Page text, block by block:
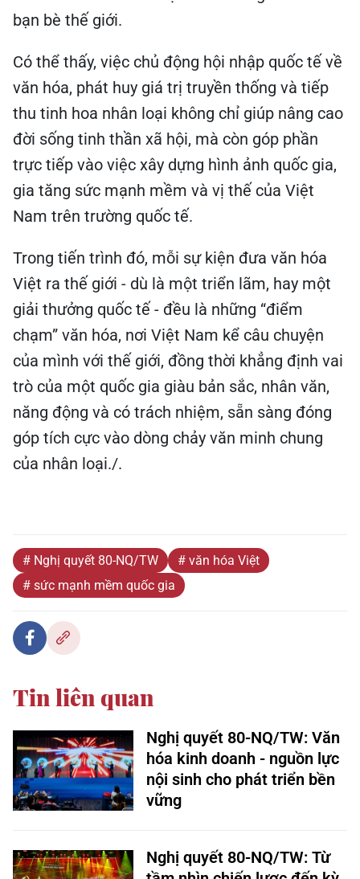
bạn bè thế giới.
Có thể thấy, việc chủ động hội nhập quốc tế về
văn hóa, phát huy giá trị truyền thống và tiếp
thu tinh hoa nhân loại không chỉ giúp nâng cao
đời sống tinh thần xã hội, mà còn góp phần
trực tiếp vào việc xây dựng hình ảnh quốc gia,
gia tăng sức mạnh mềm và vị thế của Việt
Nam trên trường quốc tế.
Trong tiến trình đó, mỗi sự kiện đưa văn hóa
Việt ra thế giới - dù là một triển lãm, hay một
giải thưởng quốc tế - đều là những “điểm
chạm” văn hóa, nơi Việt Nam kể câu chuyện
của mình với thế giới, đồng thời khẳng định vai
trò của một quốc gia giàu bản sắc, nhân văn,
năng động và có trách nhiệm, sẵn sàng đóng
góp tích cực vào dòng chảy văn minh chung
của nhân loại./.
# Nghị quyết 80-NQ/TW
# văn hóa Việt
# sức mạnh mềm quốc gia
Tin liên quan
Nghị quyết 80-NQ/TW: Văn
hóa kinh doanh - nguồn lực
nội sinh cho phát triển bền
vững
Nghị quyết 80-NQ/TW: Từ